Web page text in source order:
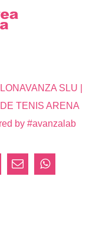
SLU |
TENIS ARENA
by #avanzalab
CorreoWhatsApp